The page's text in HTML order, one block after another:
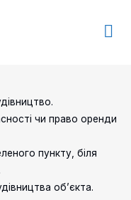
чи право оренди
пункту, біля
об’єкта.